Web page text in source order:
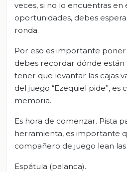
veces, si no lo encuentras en
oportunidades, debes
ronda.
Por eso es importante
debes recordar dónde están
tener que levantar las cajas
del juego “Ezequiel pide”, es
memoria.
Es hora de comenzar. Pista
herramienta, es importante
compañero de juego lean
Espátula (palanca).